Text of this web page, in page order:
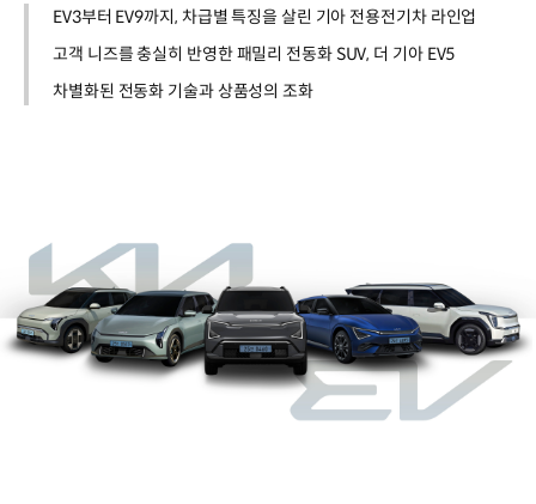
EV3부터 EV9까지, 차급별 특징을 살린 기아 전용전기차 라인업
고객 니즈를 충실히 반영한 패밀리 전동화 SUV, 더 기아 EV5
차별화된 전동화 기술과 상품성의 조화